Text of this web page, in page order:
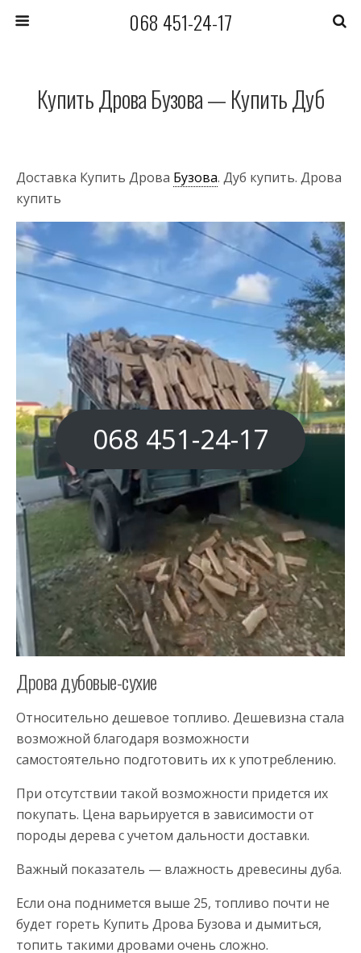
068 451-24-17
Купить Дрова Бузова — Купить Дуб
Доставка Купить Дрова Бузова. Дуб купить. Дрова
купить
068 451-24-17
Дрова дубовые-сухие
Относительно дешевое топливо. Дешевизна стала
возможной благодаря возможности
самостоятельно подготовить их к употреблению.
При отсутствии такой возможности придется их
покупать. Цена варьируется в зависимости от
породы дерева с учетом дальности доставки.
Важный показатель — влажность древесины дуба.
Если она поднимется выше 25, топливо почти не
будет гореть Купить Дрова Бузова и дымиться,
топить такими дровами очень сложно.